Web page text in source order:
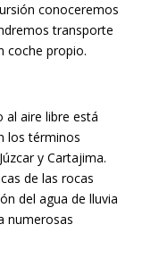
conoceremos
transporte
coche propio.
al aire libre está
los términos
y Cartajima.
de las rocas
del agua de lluvia
numerosas